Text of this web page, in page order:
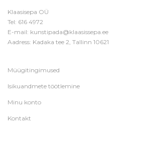
Klaasisepa OÜ
Tel: 616 4972
E-mail: kunstipada@klaasissepa.ee
Aadress: Kadaka tee 2, Tallinn 10621
Müügitingimused
Isikuandmete töötlemine
Minu konto
Kontakt